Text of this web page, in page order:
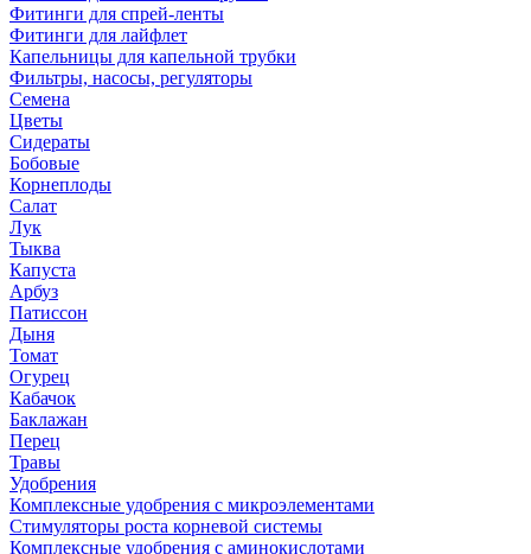
Фитинги для спрей-ленты
Фитинги для лайфлет
Капельницы для капельной трубки
Фильтры, насосы, регуляторы
Семена
Цветы
Сидераты
Бобовые
Корнеплоды
Салат
Лук
Тыква
Капуста
Арбуз
Патиссон
Дыня
Томат
Огурец
Кабачок
Баклажан
Перец
Травы
Удобрения
Комплексные удобрения с микроэлементами
Стимуляторы роста корневой системы
Комплексные удобрения с аминокислотами